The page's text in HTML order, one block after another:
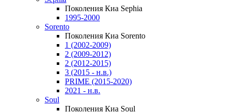
Поколения Киа Sephia
1995-2000
Sorento
Поколения Киа Sorento
1 (2002-2009)
2 (2009-2012)
2 (2012-2015)
3 (2015 - н.в.)
PRIME (2015-2020)
2021 - н.в.
Soul
Поколения Киа Soul